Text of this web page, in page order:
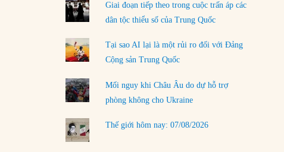
rủi ro
02/08/2026
Làm thế nào để kết thúc Chiến tranh Iran?
01/08/2026
Chiến lược kế tiếp của Bắc Kinh ở Biển Đông
31/07/2026
Trật tự thế giới mới: Các nước nhỏ sẽ luôn
phải chịu đựng?
30/07/2026
Giai đoạn tiếp theo trong cuộc trấn áp các
dân tộc thiểu số của Trung Quốc
Tại sao AI lại là một rủi ro đối với Đảng
Cộng sản Trung Quốc
Mối nguy khi Châu Âu do dự hỗ trợ
phòng không cho Ukraine
Thế giới hôm nay: 07/08/2026